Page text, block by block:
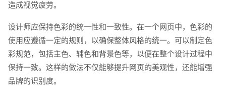
造成视觉疲劳。
设计师应保持色彩的统一性和一致性。在一个网页中，色彩的
使用应遵循一定的规则，以确保整体风格的统一。可以制定色
彩规范，包括主色、辅色和背景色等，以便在整个设计过程中
保持一致。这样的做法不仅能够提升网页的美观性，还能增强
品牌的识别度。